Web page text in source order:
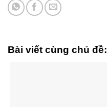
Bài viết cùng chủ đề: